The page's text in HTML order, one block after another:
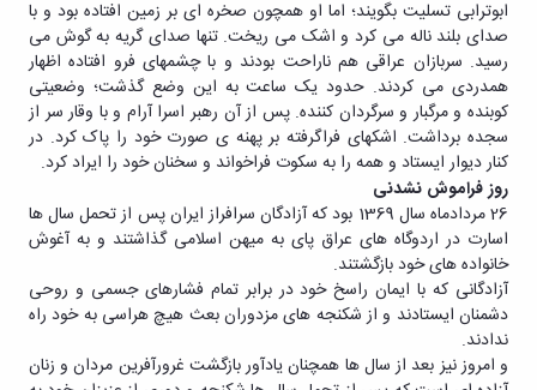
ابوترابی تسلیت بگویند؛ اما او همچون صخره ای بر زمین افتاده بود و با
صدای بلند ناله می کرد و اشک می ریخت. تنها صدای گریه به گوش می
رسید. سربازان عراقی هم ناراحت بودند و با چشمهای فرو افتاده اظهار
همدردی می کردند. حدود یک ساعت به این وضع گذشت؛ وضعیتی
کوبنده و مرگبار و سرگردان کننده. پس از آن رهبر اسرا آرام و با وقار سر از
سجده برداشت. اشکهای فراگرفته بر پهنه ی صورت خود را پاک کرد. در
کنار دیوار ایستاد و همه را به سکوت فراخواند و سخنان خود را ایراد کرد.
روز فراموش نشدنی
26 مردادماه سال 1369 بود که آزادگان سرافراز ایران پس از تحمل سال ها
اسارت در اردوگاه های عراق پای به میهن اسلامی گذاشتند و به آغوش
خانواده های خود بازگشتند.
آزادگانی که با ایمان راسخ خود در برابر تمام فشارهای جسمی و روحی
دشمنان ایستادند و از شکنجه های مزدوران بعث هیچ هراسی به خود راه
ندادند.
و امروز نیز بعد از سال ها همچنان یادآور بازگشت غرورآفرین مردان و زنان